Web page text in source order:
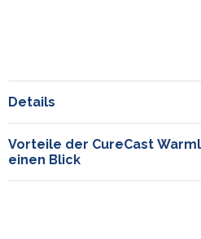
Details
Vorteile der CureCast
einen Blick